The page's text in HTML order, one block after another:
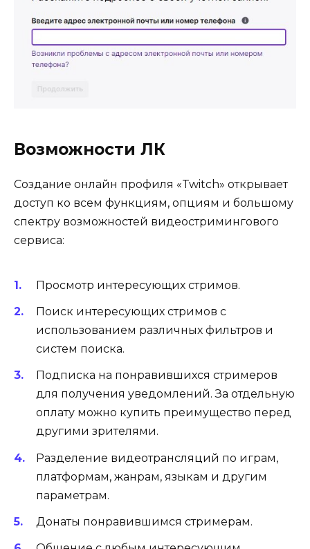
Возможности ЛК
Создание онлайн профиля «Twitch» открывает
доступ ко всем функциям, опциям и большому
спектру возможностей видеостримингового
сервиса:
Просмотр интересующих стримов.
Поиск интересующих стримов с
использованием различных фильтров и
систем поиска.
Подписка на понравившихся стримеров
для получения уведомлений. За отдельную
оплату можно купить преимущество перед
другими зрителями.
Разделение видеотрансляций по играм,
платформам, жанрам, языкам и другим
параметрам.
Донаты понравившимся стримерам.